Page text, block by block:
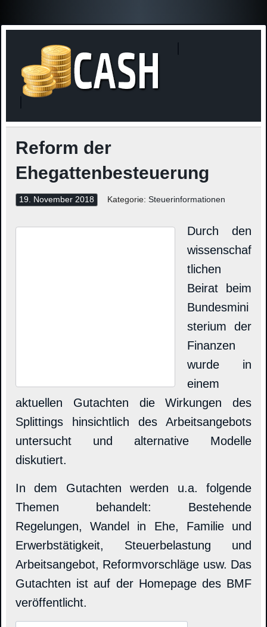
Reform der
Ehegattenbesteuerung
19. November 2018 Kategorie: Steuerinformationen
Durch den
wissenschaf
tlichen
Beirat beim
Bundesmini
sterium der
Finanzen
wurde in
einem
aktuellen Gutachten die Wirkungen des
Splittings hinsichtlich des Arbeitsangebots
untersucht und alternative Modelle
diskutiert.
In dem Gutachten werden u.a. folgende
Themen behandelt: Bestehende
Regelungen, Wandel in Ehe, Familie und
Erwerbstätigkeit, Steuerbelastung und
Arbeitsangebot, Reformvorschläge usw. Das
Gutachten ist auf der Homepage des BMF
veröffentlicht.